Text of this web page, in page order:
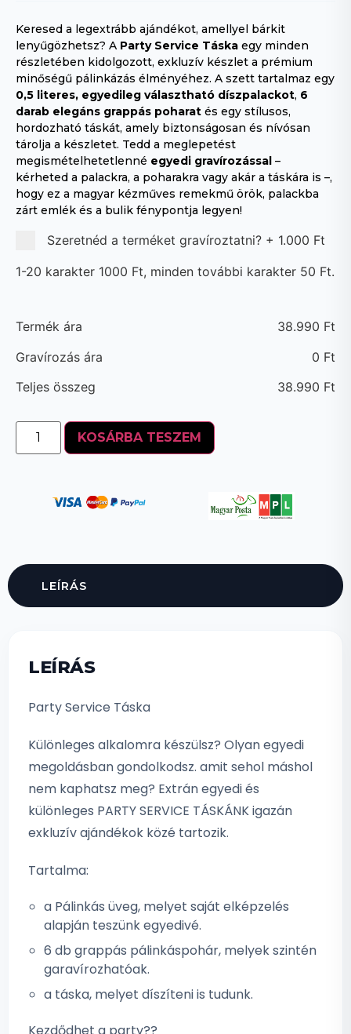
Keresed a legextrább ajándékot, amellyel bárkit
lenyűgözhetsz? A Party Service Táska egy minden
részletében kidolgozott, exkluzív készlet a prémium
minőségű pálinkázás élményéhez. A szett tartalmaz egy
0,5 literes, egyedileg választható díszpalackot, 6
darab elegáns grappás poharat és egy stílusos,
hordozható táskát, amely biztonságosan és nívósan
tárolja a készletet. Tedd a meglepetést
megismételhetetlenné egyedi gravírozással –
kérheted a palackra, a poharakra vagy akár a táskára is –,
hogy ez a magyar kézműves remekmű örök, palackba
zárt emlék és a bulik fénypontja legyen!
Szeretnéd a terméket gravíroztatni? + 1.000 Ft
1-20 karakter 1000 Ft, minden további karakter 50 Ft.
Termék ára 38.990 Ft
Gravírozás ára
0 Ft
Teljes összeg
38.990 Ft
KOSÁRBA TESZEM
LEÍRÁS
LEÍRÁS
Party Service Táska
Különleges alkalomra készülsz? Olyan egyedi
megoldásban gondolkodsz. amit sehol máshol
nem kaphatsz meg? Extrán egyedi és
különleges PARTY SERVICE TÁSKÁNK igazán
exkluzív ajándékok közé tartozik.
Tartalma:
a Pálinkás üveg, melyet saját elképzelés
alapján teszünk egyedivé.
6 db grappás pálinkáspohár, melyek szintén
garavírozhatóak.
a táska, melyet díszíteni is tudunk.